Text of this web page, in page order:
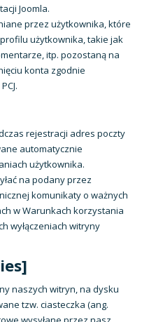
Joomla.
przez użytkownika, które
użytkownika, takie jak
itp. pozostaną na
konta zgodnie
rejestracji adres poczty
automatycznie
użytkownika.
na podany przez
komunikaty o ważnych
w Warunkach korzystania
wyłączeniach witryny
naszych witryn, na dysku
tzw. ciasteczka (ang.